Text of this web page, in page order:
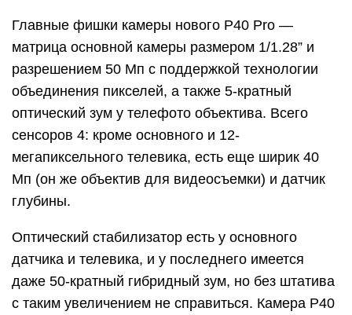
Главные фишки камеры нового P40 Pro —
матрица основной камеры размером 1/1.28” и
разрешением 50 Мп с поддержкой технологии
объединения пикселей, а также 5-кратный
оптический зум у телефото объектива. Всего
сенсоров 4: кроме основного и 12-
мегапиксельного телевика, есть еще ширик 40
Мп (он же объектив для видеосъемки) и датчик
глубины.
Оптический стабилизатор есть у основного
датчика и телевика, и у последнего имеется
даже 50-кратный гибридный зум, но без штатива
с таким увеличением не справиться. Камера P40